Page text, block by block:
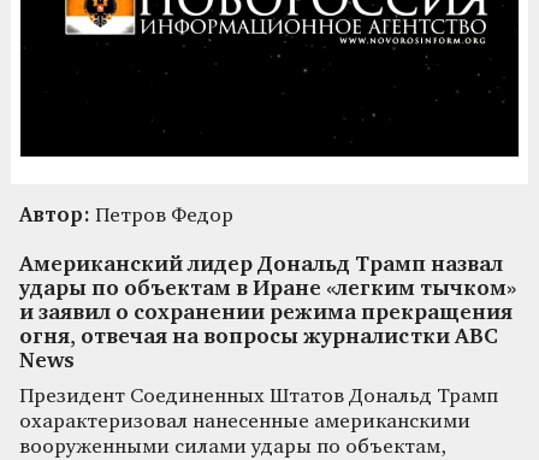
Автор: Петров Федор
Американский лидер Дональд Трамп назвал
удары по объектам в Иране «легким тычком»
и заявил о сохранении режима прекращения
огня, отвечая на вопросы журналистки ABC
News
Президент Соединенных Штатов Дональд Трамп
охарактеризовал нанесенные американскими
вооруженными силами удары по объектам,